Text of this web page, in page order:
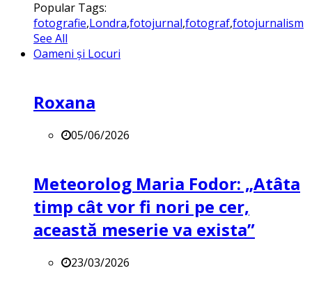
Popular Tags:
fotografie,Londra,fotojurnal,fotograf,fotojurnalism
See All
Oameni și Locuri
Roxana
05/06/2026
Meteorolog Maria Fodor: „Atâta
timp cât vor fi nori pe cer,
această meserie va exista”
23/03/2026